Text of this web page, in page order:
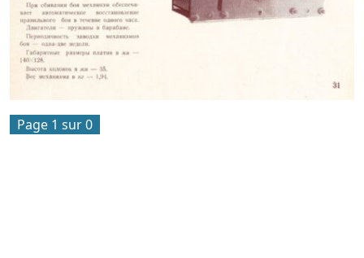
Page 1 sur 0